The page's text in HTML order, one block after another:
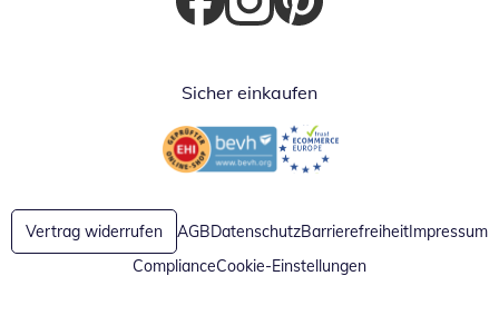
Öffnet in neuem Fenster
Öffnet in neuem Fenster
Öffnet in neuem Fenster
Sicher einkaufen
Öffnet in neuem FensterÖffnet in neuem Fenster
Vertrag widerrufen AGBDatenschutzBarrierefreiheitImpressum
ComplianceCookie-Einstellungen